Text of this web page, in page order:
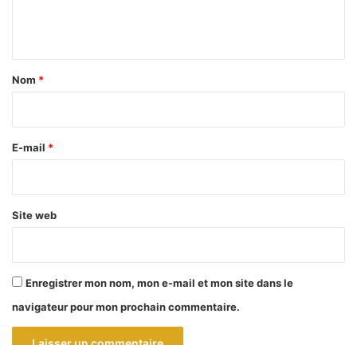
a
e
Nom *
E-mail *
Site web
Enregistrer mon nom, mon e-mail et mon site dans le
navigateur pour mon prochain commentaire.